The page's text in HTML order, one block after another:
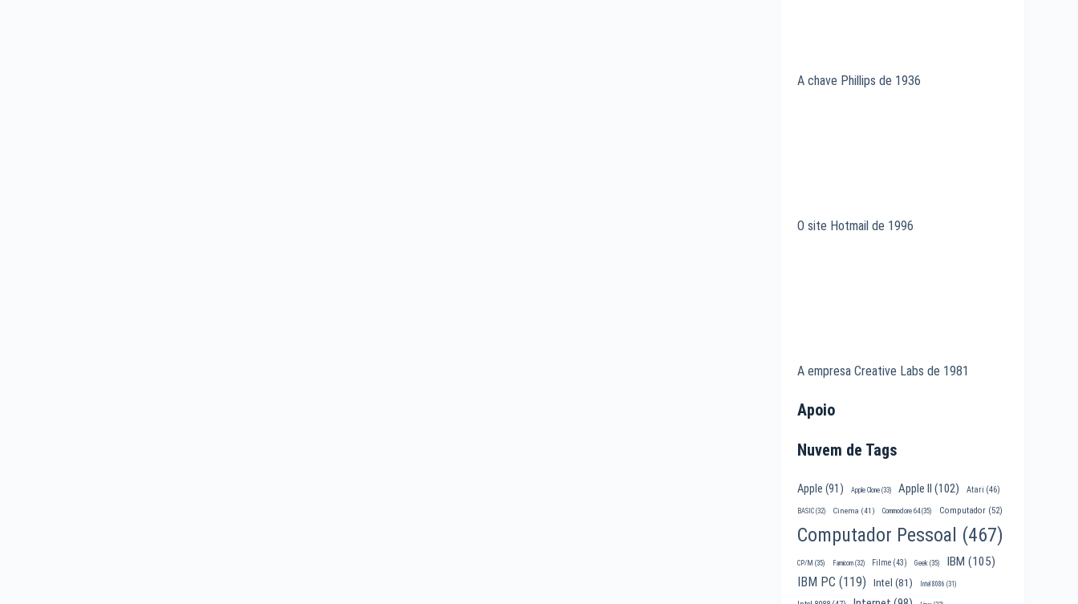
A chave Phillips de 1936
O site Hotmail de 1996
A empresa Creative Labs de 1981
Apoio
Nuvem de Tags
Apple (91) Apple Clone (33) Apple II (102) Atari (46)
BASIC (32) Cinema (41) Commodore 64(35) Computador (52)
Computador Pessoal (467)
CP/M (35) Famicom (32) Filme (43) Geek (35) IBM (105)
IBM PC (119) Intel (81) Intel 8086 (31)